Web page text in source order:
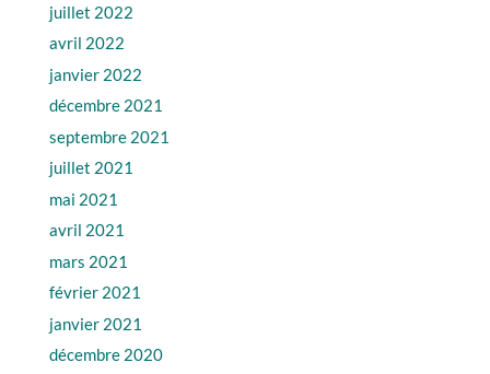
juillet 2022
avril 2022
janvier 2022
décembre 2021
septembre 2021
juillet 2021
mai 2021
avril 2021
mars 2021
février 2021
janvier 2021
décembre 2020